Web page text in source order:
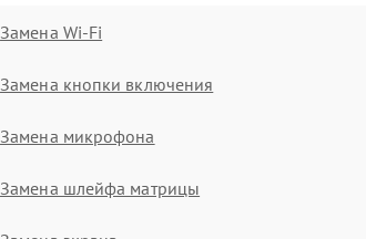
Замена Wi-Fi
Замена кнопки включения
Замена микрофона
Замена шлейфа матрицы